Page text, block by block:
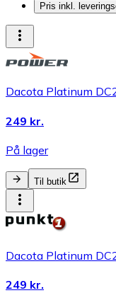
Pris inkl.
Dacota Platinum
249 kr.
På lager
Til butik
Dacota Platinum
249 kr.